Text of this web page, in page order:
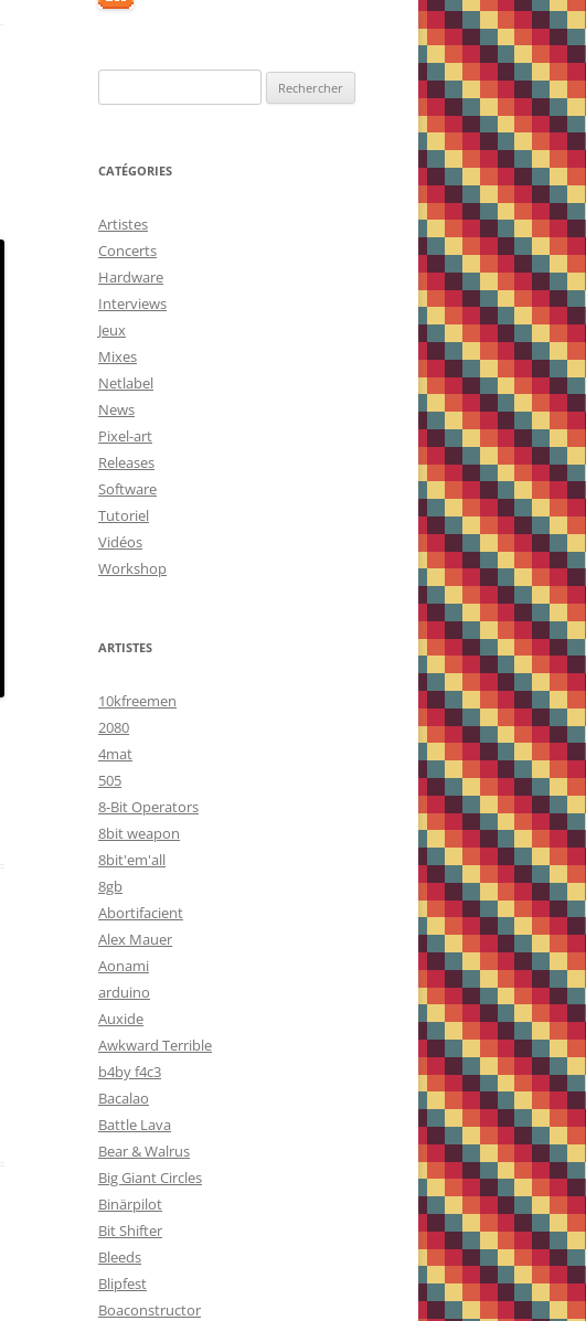
CATÉGORIES
Artistes
Concerts
Hardware
Interviews
Jeux
Mixes
Netlabel
News
Pixel-art
Releases
Software
Tutoriel
Vidéos
Workshop
ARTISTES
10kfreemen
2080
4mat
505
8-Bit Operators
8bit weapon
8bit'em'all
8gb
Abortifacient
Alex Mauer
Aonami
arduino
Auxide
Awkward Terrible
b4by f4c3
Bacalao
Battle Lava
Bear & Walrus
Big Giant Circles
Binärpilot
Bit Shifter
Bleeds
Blipfest
Boaconstructor